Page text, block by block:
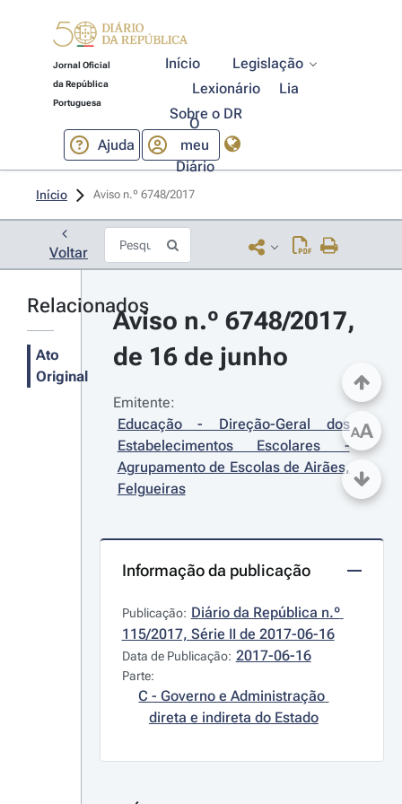
Jornal Oficial
da República
Portuguesa
Início
Legislação
Lexionário
Lia
Sobre o DR
Ajuda
O
meu
Diário
Início Aviso n.º 6748/2017
Voltar
Relacionados
Ato
Original
Aviso n.º 6748/2017,
de 16 de junho
Emitente:
Educação - Direção-Geral dos
Estabelecimentos Escolares -
Agrupamento de Escolas de Airães,
Felgueiras
Informação da publicação
Publicação: Diário da República n.º
115/2017, Série II de 2017-06-16
Data de Publicação: 2017-06-16
Parte:
C - Governo e Administração
direta e indireta do Estado
AA